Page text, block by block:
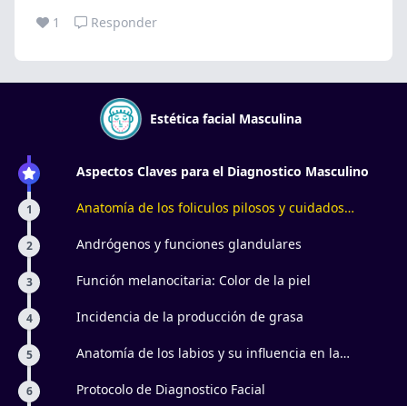
1 Responder
Estética facial Masculina
Aspectos Claves para el Diagnostico Masculino
1
Anatomía de los foliculos pilosos y cuidados
2 Andrógenos y funciones glandulares
3 Función melanocitaria: Color de la piel
4 Incidencia de la producción de grasa
5
Anatomía de los labios y su influencia en la
6 Protocolo de Diagnostico Facial